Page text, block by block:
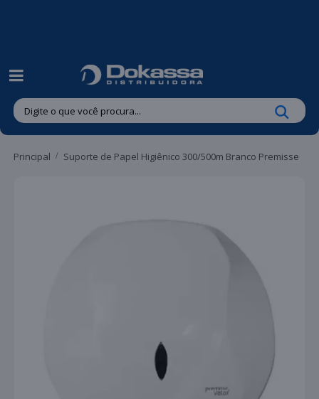
Principal Suporte de Papel Higiênico 300/500m Branco Premisse